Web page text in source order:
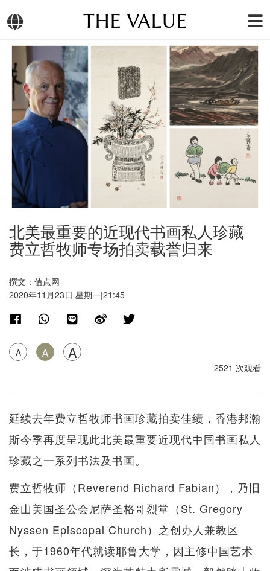
THE VALUE
北美最重要的近现代书画私人珍藏
费立哲牧师专场拍卖载誉归来
撰文：值点网
2020年11月23日 星期一|21:45
A A A
2521 次观看
延续去年费立哲牧师书画珍藏拍卖佳绩，香港邦瀚
斯今季再度呈现此北美最重要近现代中国书画私人
珍藏之一系列书法及书画。
费立哲牧师（Reverend Richard Fabian），乃旧
金山美国圣公会尼萨圣格哥烈堂（St. Gregory
Nyssen Episcopal Church）之创办人兼教区
长，于1960年代就读耶鲁大学，因主修中国艺术